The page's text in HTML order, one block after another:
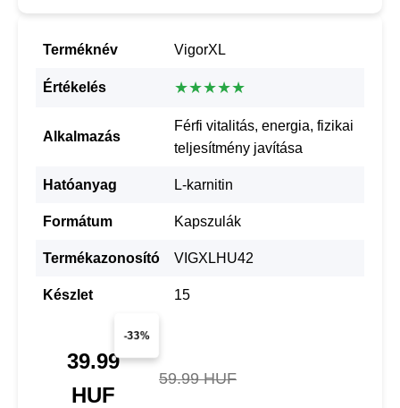
Terméknév VigorXL
Értékelés ★★★★★
Alkalmazás
Férfi vitalitás, energia, fizikai
teljesítmény javítása
Hatóanyag L-karnitin
Formátum Kapszulák
Termékazonosító VIGXLHU42
Készlet 15
-33%
39.99
HUF
59.99 HUF